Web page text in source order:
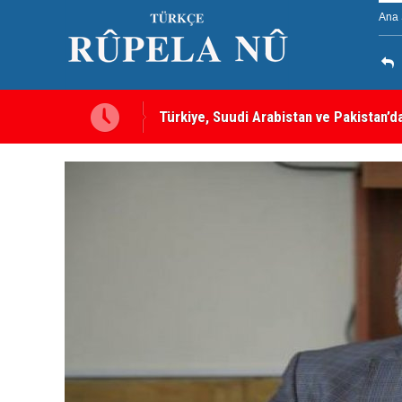
Ana
Türkiye, Suudi Arabistan ve
sayılacak
MEI Raporu: Peşmerge,